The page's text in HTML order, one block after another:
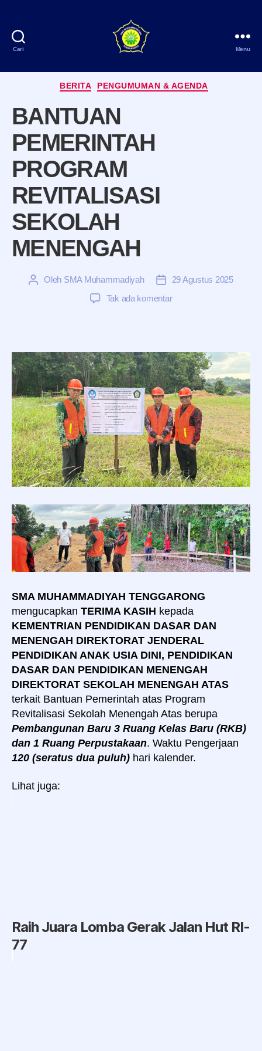
Cari
Muhammadiyah
Tenggarong
Menu
Kategori
BERITA PENGUMUMAN & AGENDA
BANTUAN
PEMERINTAH
PROGRAM
REVITALISASI
SEKOLAH
MENENGAH
Penulis
Oleh SMA Muhammadiyah
Tanggal
artikel
29 Agustus 2025
Tak ada komentarpada
REVITALISASI
SEKOLAH
MENENGAH
SMA MUHAMMADIYAH TENGGARONG
mengucapkan TERIMA KASIH kepada
KEMENTRIAN PENDIDIKAN DASAR DAN
MENENGAH DIREKTORAT JENDERAL
PENDIDIKAN ANAK USIA DINI, PENDIDIKAN
DASAR DAN PENDIDIKAN MENENGAH
DIREKTORAT SEKOLAH MENENGAH ATAS
terkait Bantuan Pemerintah atas Program
Revitalisasi Sekolah Menengah Atas berupa
Pembangunan Baru 3 Ruang Kelas Baru (RKB)
dan 1 Ruang Perpustakaan. Waktu Pengerjaan
120 (seratus dua puluh) hari kalender.
Lihat juga:
Raih Juara Lomba Gerak Jalan Hut RI-
77